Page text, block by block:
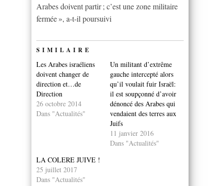
Arabes doivent partir ; c’est une zone militaire
fermée », a-t-il poursuivi
SIMILAIRE
Les Arabes israéliens
doivent changer de
direction et…de
Direction
26 octobre 2014
Dans "Actualités"
Un militant d’extrême
gauche intercepté alors
qu’il voulait fuir Israël:
il est soupçonné d’avoir
dénoncé des Arabes qui
vendaient des terres aux
Juifs
11 janvier 2016
Dans "Actualités"
LA COLERE JUIVE !
25 juillet 2017
Dans "Actualités"